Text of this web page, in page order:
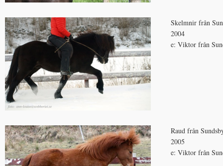
Skelmnir från
2004
e: Viktor från
Raud från
2005
e: Viktor från